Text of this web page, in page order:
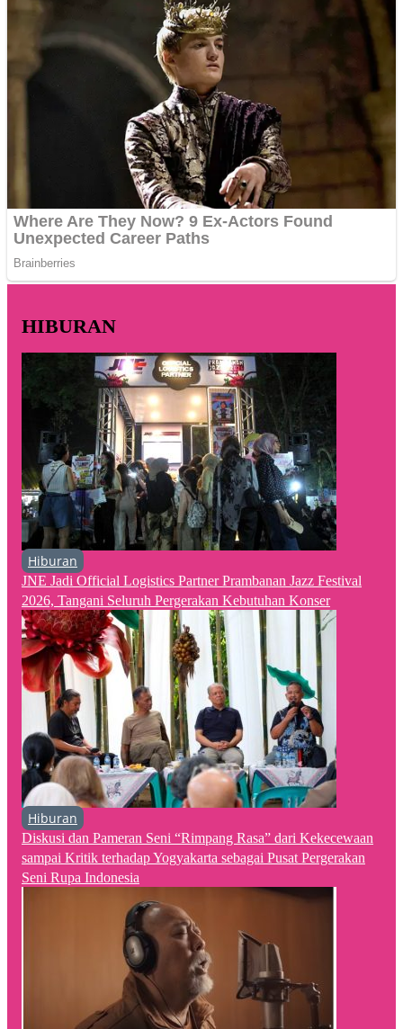
HIBURAN
Hiburan
JNE Jadi Official Logistics Partner Prambanan Jazz Festival
2026, Tangani Seluruh Pergerakan Kebutuhan Konser
Hiburan
Diskusi dan Pameran Seni “Rimpang Rasa” dari Kekecewaan
sampai Kritik terhadap Yogyakarta sebagai Pusat Pergerakan
Seni Rupa Indonesia